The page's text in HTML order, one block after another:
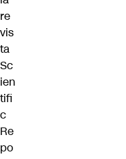
re
vis
ta
Sc
ien
tifi
c
Re
po